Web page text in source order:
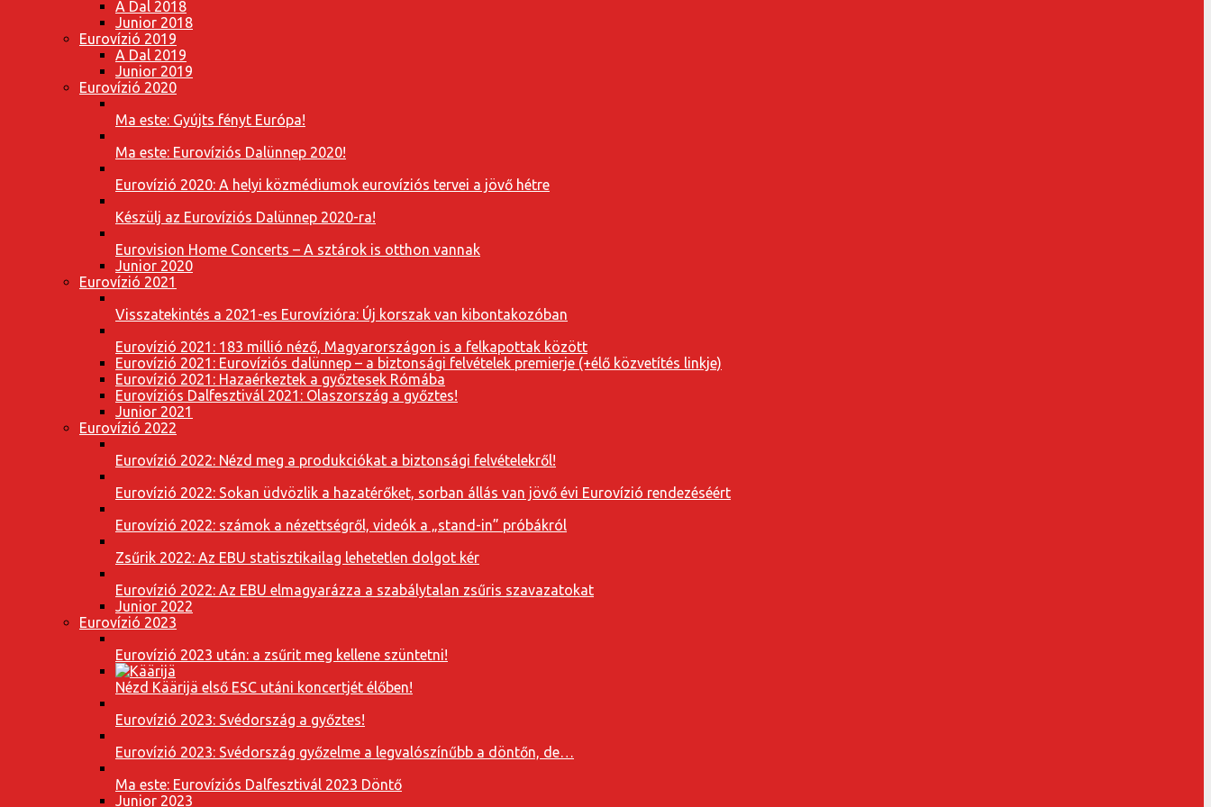
A Dal 2018
Junior 2018
Eurovízió 2019
A Dal 2019
Junior 2019
Eurovízió 2020
Ma este: Gyújts fényt Európa!
Ma este: Eurovíziós Dalünnep 2020!
Eurovízió 2020: A helyi közmédiumok eurovíziós tervei a jövő hétre
Készülj az Eurovíziós Dalünnep 2020-ra!
Eurovision Home Concerts – A sztárok is otthon vannak
Junior 2020
Eurovízió 2021
Visszatekintés a 2021-es Eurovízióra: Új korszak van kibontakozóban
Eurovízió 2021: 183 millió néző, Magyarországon is a felkapottak között
Eurovízió 2021: Eurovíziós dalünnep – a biztonsági felvételek premierje (+élő közvetítés linkje)
Eurovízió 2021: Hazaérkeztek a győztesek Rómába
Eurovíziós Dalfesztivál 2021: Olaszország a győztes!
Junior 2021
Eurovízió 2022
Eurovízió 2022: Nézd meg a produkciókat a biztonsági felvételekről!
Eurovízió 2022: Sokan üdvözlik a hazatérőket, sorban állás van jövő évi Eurovízió rendezéséért
Eurovízió 2022: számok a nézettségről, videók a „stand-in” próbákról
Zsűrik 2022: Az EBU statisztikailag lehetetlen dolgot kér
Eurovízió 2022: Az EBU elmagyarázza a szabálytalan zsűris szavazatokat
Junior 2022
Eurovízió 2023
Eurovízió 2023 után: a zsűrit meg kellene szüntetni!
Nézd Käärijä első ESC utáni koncertjét élőben!
Eurovízió 2023: Svédország a győztes!
Eurovízió 2023: Svédország győzelme a legvalószínűbb a döntőn, de…
Ma este: Eurovíziós Dalfesztivál 2023 Döntő
Junior 2023